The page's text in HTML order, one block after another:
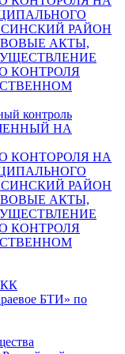
РАЙОН
АКТЫ,
КОНТРОЛЯ
контроль
НА
КОНТОРОЛЯ НА
РАЙОН
АКТЫ,
КОНТРОЛЯ
КК
БТИ» по